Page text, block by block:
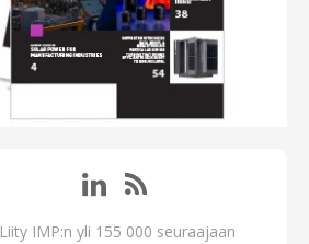
Liity IMP:n yli 155 000 seuraajaan